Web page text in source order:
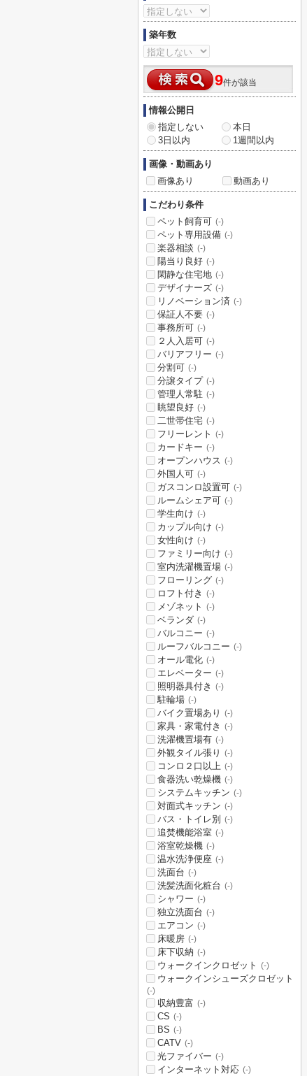
築年数
9件が該当
情報公開日
指定しない
本日
3日以内
1週間以内
画像・動画あり
画像あり
動画あり
こだわり条件
ペット飼育可 (-)
ペット専用設備 (-)
楽器相談 (-)
陽当り良好 (-)
閑静な住宅地 (-)
デザイナーズ (-)
リノベーション済 (-)
保証人不要 (-)
事務所可 (-)
２人入居可 (-)
バリアフリー (-)
分割可 (-)
分譲タイプ (-)
管理人常駐 (-)
眺望良好 (-)
二世帯住宅 (-)
フリーレント (-)
カードキー (-)
オープンハウス (-)
外国人可 (-)
ガスコンロ設置可 (-)
ルームシェア可 (-)
学生向け (-)
カップル向け (-)
女性向け (-)
ファミリー向け (-)
室内洗濯機置場 (-)
フローリング (-)
ロフト付き (-)
メゾネット (-)
ベランダ (-)
バルコニー (-)
ルーフバルコニー (-)
オール電化 (-)
エレベーター (-)
照明器具付き (-)
駐輪場 (-)
バイク置場あり (-)
家具・家電付き (-)
洗濯機置場有 (-)
外観タイル張り (-)
コンロ２口以上 (-)
食器洗い乾燥機 (-)
システムキッチン (-)
対面式キッチン (-)
バス・トイレ別 (-)
追焚機能浴室 (-)
浴室乾燥機 (-)
温水洗浄便座 (-)
洗面台 (-)
洗髪洗面化粧台 (-)
シャワー (-)
独立洗面台 (-)
エアコン (-)
床暖房 (-)
床下収納 (-)
ウォークインクロゼット (-)
ウォークインシューズクロゼット
(-)
収納豊富 (-)
CS (-)
BS (-)
CATV (-)
光ファイバー (-)
インターネット対応 (-)